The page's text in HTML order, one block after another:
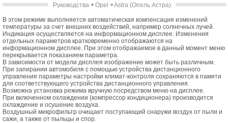
Руководства ￫ Opel ￫Astra (Опель Астра)
В этом режиме выполняется автоматическая компенсация изменений
температуры за счет внешних воздействий, например солнечных лучей.
Индикация осуществляется на информационном дисплее. Изменения
отдельных параметров кратковременно отображаются на
информационном дисплее. При этом отображаемое в данный момент меню
перекрывается показанием параметра.
В зависимости от модели дисплея изображение может быть различным.
При запирании автомобиля с помощью устройства дистанционного
управления параметры настройки климат-контроля сохраняются в памяти
для соответствующего устройства дистанционного управления.
Возможна установка режима вручную посредством меню на дисплее.
При включенном охлаждении (компрессор кондиционера) производится
охлаждение и осушение воздуха.
Воздушный микрофильтр очищает поступающий снаружи воздух от пыли и
сажи, а также от пыльцы и спор.